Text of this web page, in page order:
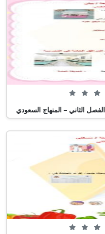
0 من 5 (0 تصويت)
الثاني – المنهاج السعودي
0 من 5 (0 تصويت)